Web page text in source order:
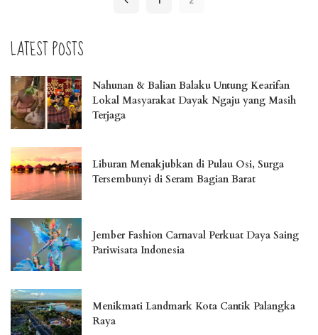
LATEST POSTS
Nahunan & Balian Balaku Untung Kearifan
Lokal Masyarakat Dayak Ngaju yang Masih
Terjaga
Liburan Menakjubkan di Pulau Osi, Surga
Tersembunyi di Seram Bagian Barat
Jember Fashion Carnaval Perkuat Daya Saing
Pariwisata Indonesia
Menikmati Landmark Kota Cantik Palangka
Raya